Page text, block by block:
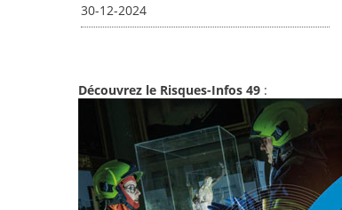
30-12-2024
Découvrez le Risques-Infos 49 :